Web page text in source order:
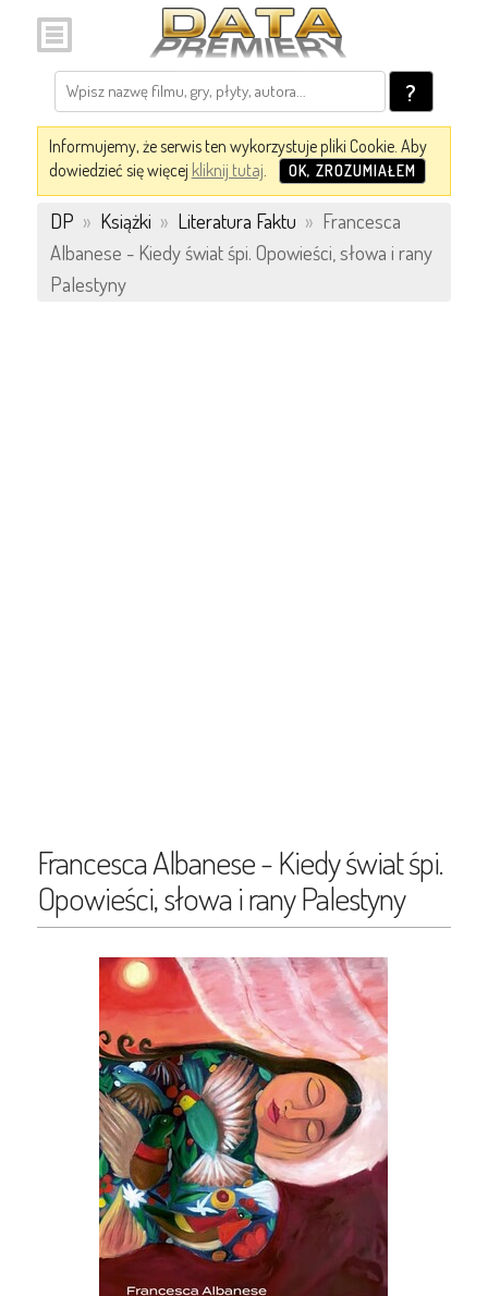
?
Informujemy, że serwis ten wykorzystuje pliki Cookie. Aby
dowiedzieć się więcej kliknij tutaj. OK, ZROZUMIAŁEM
DP » Książki » Literatura Faktu » Francesca
Albanese - Kiedy świat śpi. Opowieści, słowa i rany
Palestyny
Francesca Albanese - Kiedy świat śpi.
Opowieści, słowa i rany Palestyny